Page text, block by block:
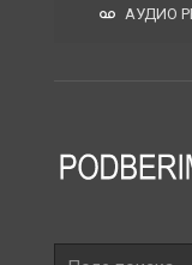
АУДИО